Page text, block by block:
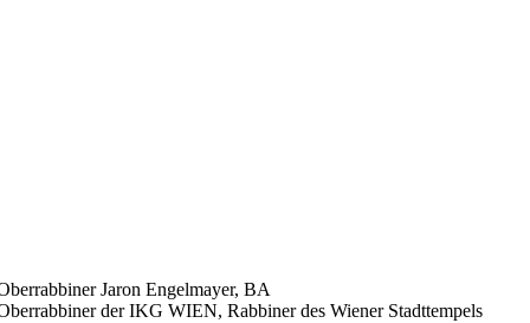
Jaron Engelmayer, BA
der IKG WIEN, Rabbiner des Wiener Stadttempels